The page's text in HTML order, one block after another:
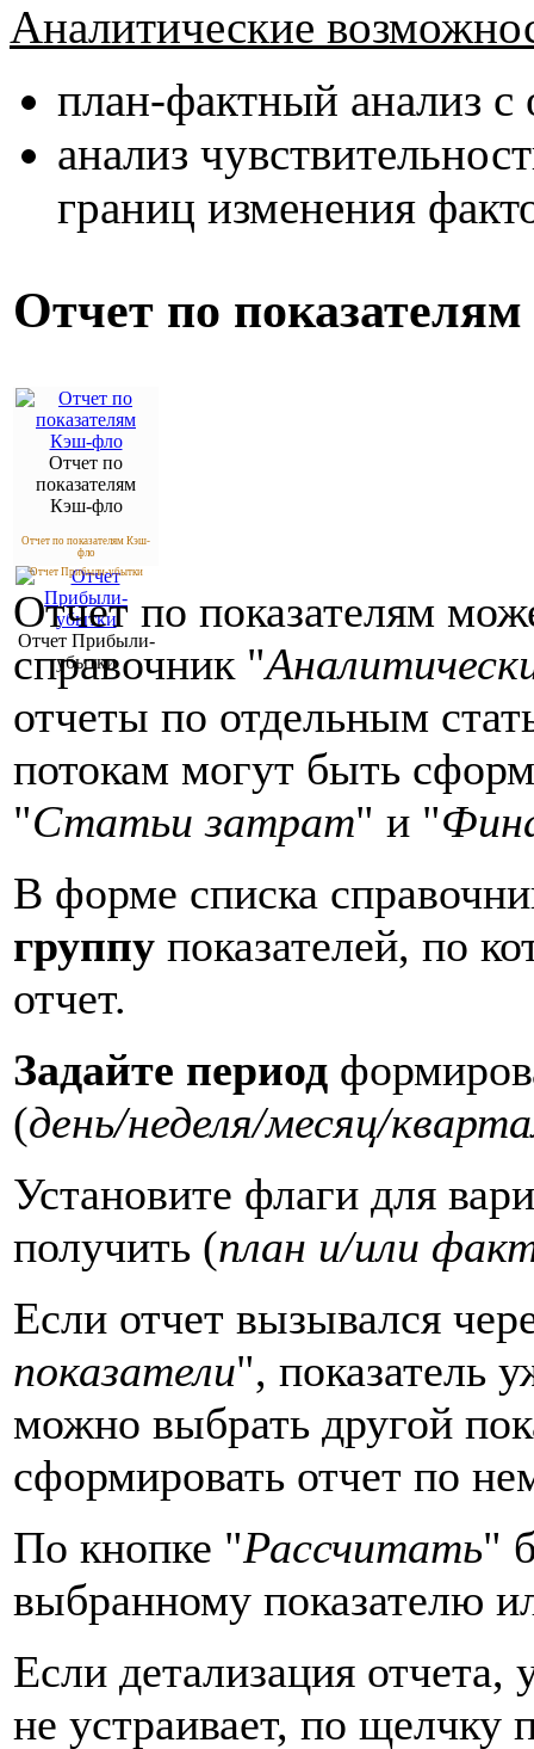
Аналитические
план-фактный анализ
анализ
границ изменения
Отчет по показателям
Отчет по
показателям
Кэш-фло
Отчет по показателям Кэш-
фло
Отчет Прибыли-
убытки
Отчет Прибыли-убытки
Отчет по показателям
справочник "
отчеты по отдельным
потокам могут быть
"Статьи затрат" и "
В форме списка
группу показателей, по
отчет.
Задайте период
(день/неделя/месяц/
Установите флаги для
получить (план и/или
Если отчет вызывался
показатели", показатель
можно выбрать другой
сформировать отчет по
По кнопке "Рассчитать"
выбранному показателю
Если детализация
не устраивает, по